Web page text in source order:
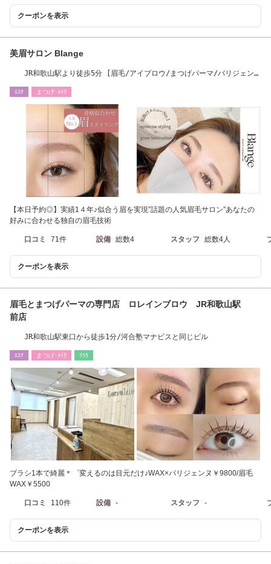
クーポンを表示
美眉サロン Blange
JR和歌山駅より徒歩5分 [眉毛/アイブロウ/まつげパーマ/パリジェンヌ
ｴｽﾃ まつげ･ﾒｲｸ
【本日予約◎】実績1４年♪似合う眉を実現”話題の人気眉毛サロン”あなたの
好みに合わせる独自の眉毛技術
口コミ 71件 設備 総数4 スタッフ 総数4人
クーポンを表示
眉毛とまつげパーマの専門店 ロレインブロウ JR和歌山駅
前店
JR和歌山駅東口から徒歩1分/河合塾マナビスと同じビル
ｴｽﾃ まつげ･ﾒｲｸ ﾘﾗｸ
ブラシ1本で綺麗＊゜変えるのは目元だけ♪WAX×パリジェンヌ￥9800/眉毛
WAX￥5500
口コミ 110件 設備 - スタッフ -
クーポンを表示